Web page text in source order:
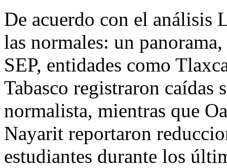
De acuerdo con el análisis
las normales: un
SEP, entidades como
Tabasco registraron caídas
normalista, mientras que
Nayarit reportaron
estudiantes durante los